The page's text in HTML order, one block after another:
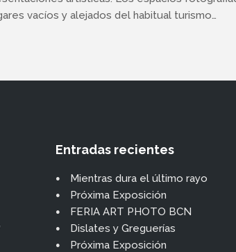
vacíos y alejados del habitual turismo…
Entradas recientes
Mientras dura el último rayo
Próxima Exposición
FERIA ART PHOTO BCN
Dislates y Greguerías
Próxima Exposición